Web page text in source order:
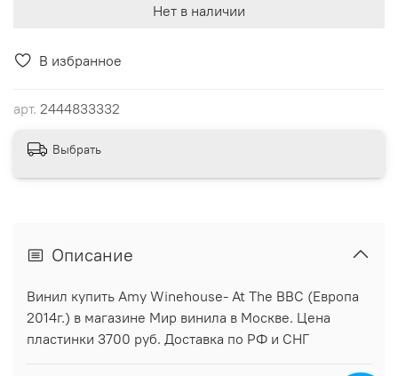
В избранное
арт. 2444833332
Нет в наличии
Выбрать
Описание
Винил купить Amy Winehouse- At The BBC (Европа
2014г.) в магазине Мир винила в Москве. Цена
пластинки 3700 руб. Доставка по РФ и СНГ